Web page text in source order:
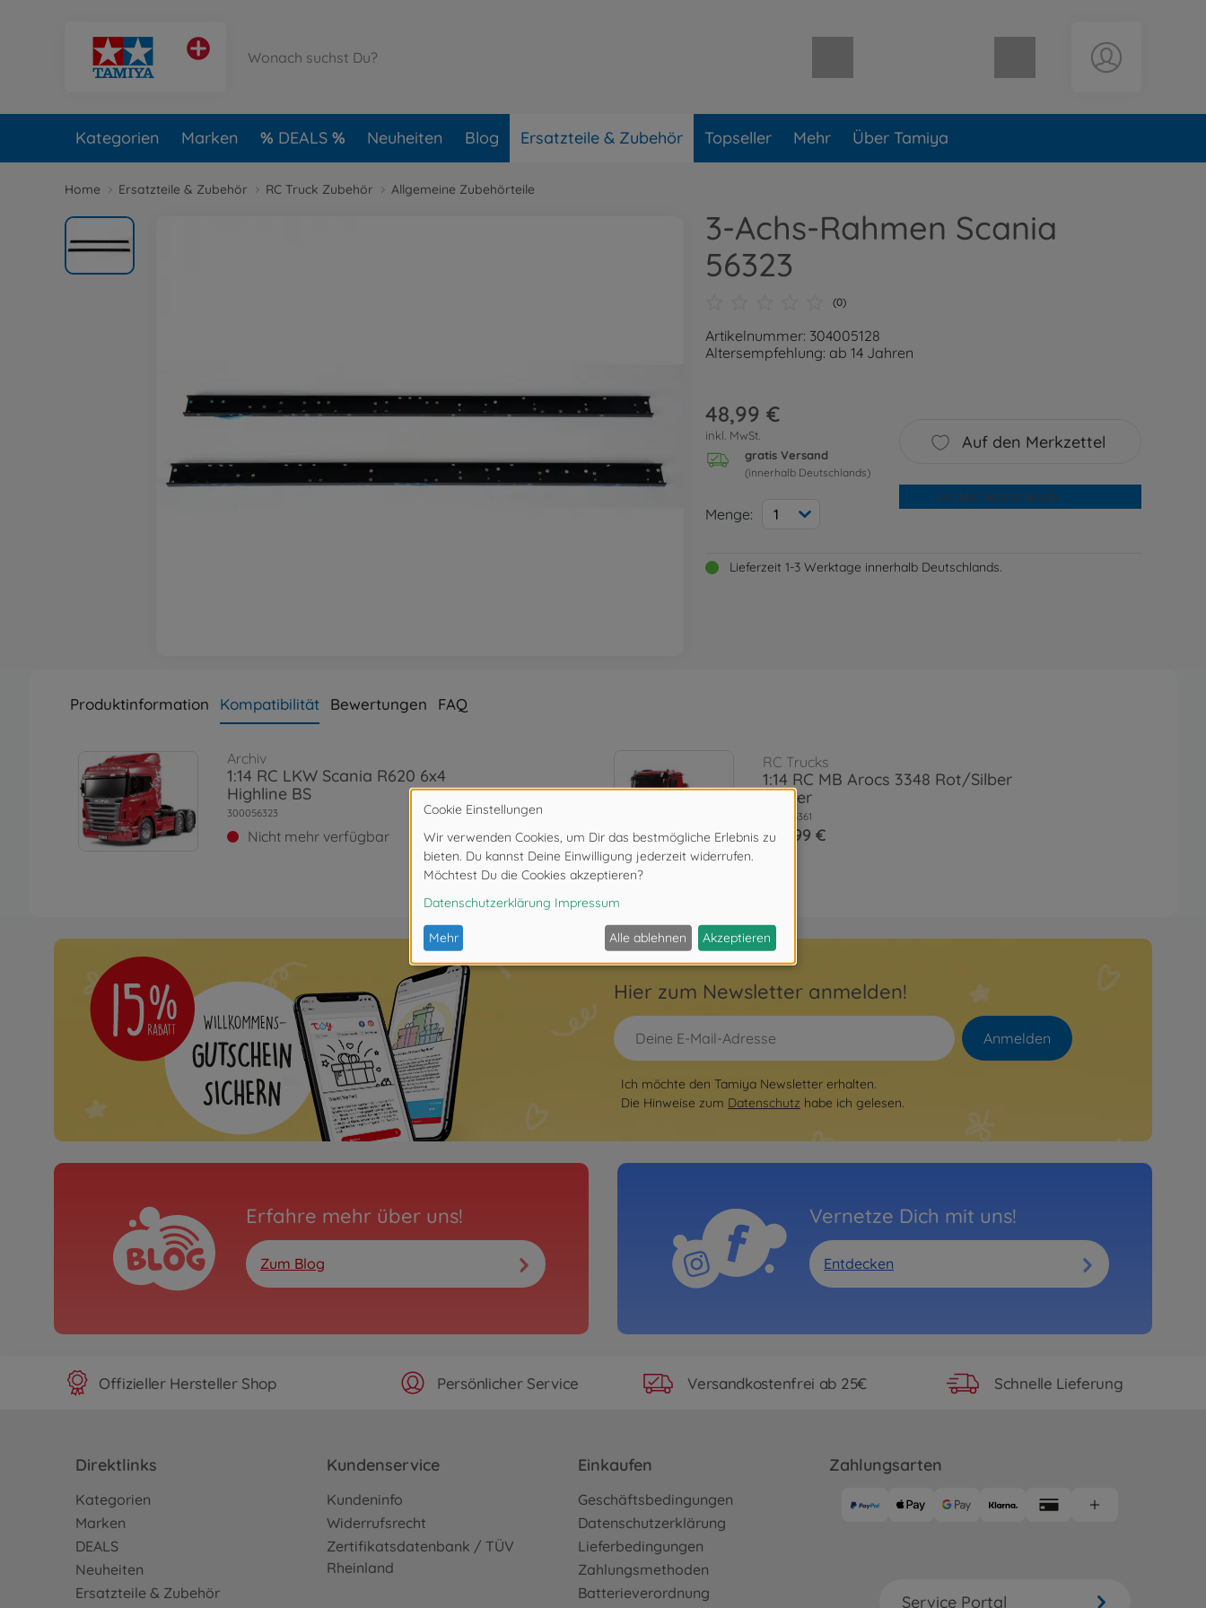
Warenkorb leer
Kategorien Marken DEALS Neuheiten Blog Ersatzteile & Zubehör Topseller Mehr Über Tamiya
Home Ersatzteile & Zubehör RC Truck Zubehör Allgemeine Zubehörteile
3-Achs-Rahmen Scania
56323
(0)
Artikelnummer: 304005128
Altersempfehlung: ab 14 Jahren
48,99 €
inkl. MwSt.
gratis Versand
(innerhalb Deutschlands)
Menge: 1
Auf den Merkzettel
In den Warenkorb
Lieferzeit 1-3 Werktage innerhalb Deutschlands.
Produktinformation Kompatibilität Bewertungen FAQ
Archiv
1:14 RC LKW Scania R620 6x4
Highline BS
300056323
Nicht mehr verfügbar
RC Trucks
1:14 RC MB Arocs 3348 Rot/Silber
Kipper
300056361
684,99 €
Hier zum Newsletter anmelden!
Anmelden
Ich möchte den Tamiya Newsletter erhalten.
Die Hinweise zum Datenschutz habe ich gelesen.
Erfahre mehr über uns!
Zum Blog
Vernetze Dich mit uns!
Entdecken
Offizieller Hersteller Shop Persönlicher Service Versandkostenfrei ab 25€ Schnelle Lieferung
Direktlinks
Kategorien
Marken
DEALS
Neuheiten
Ersatzteile & Zubehör
Kundenservice
Kundeninfo
Widerrufsrecht
Zertifikatsdatenbank / TÜV
Rheinland
Einkaufen
Geschäftsbedingungen
Datenschutzerklärung
Lieferbedingungen
Zahlungsmethoden
Batterieverordnung
Zahlungsarten
Service Portal